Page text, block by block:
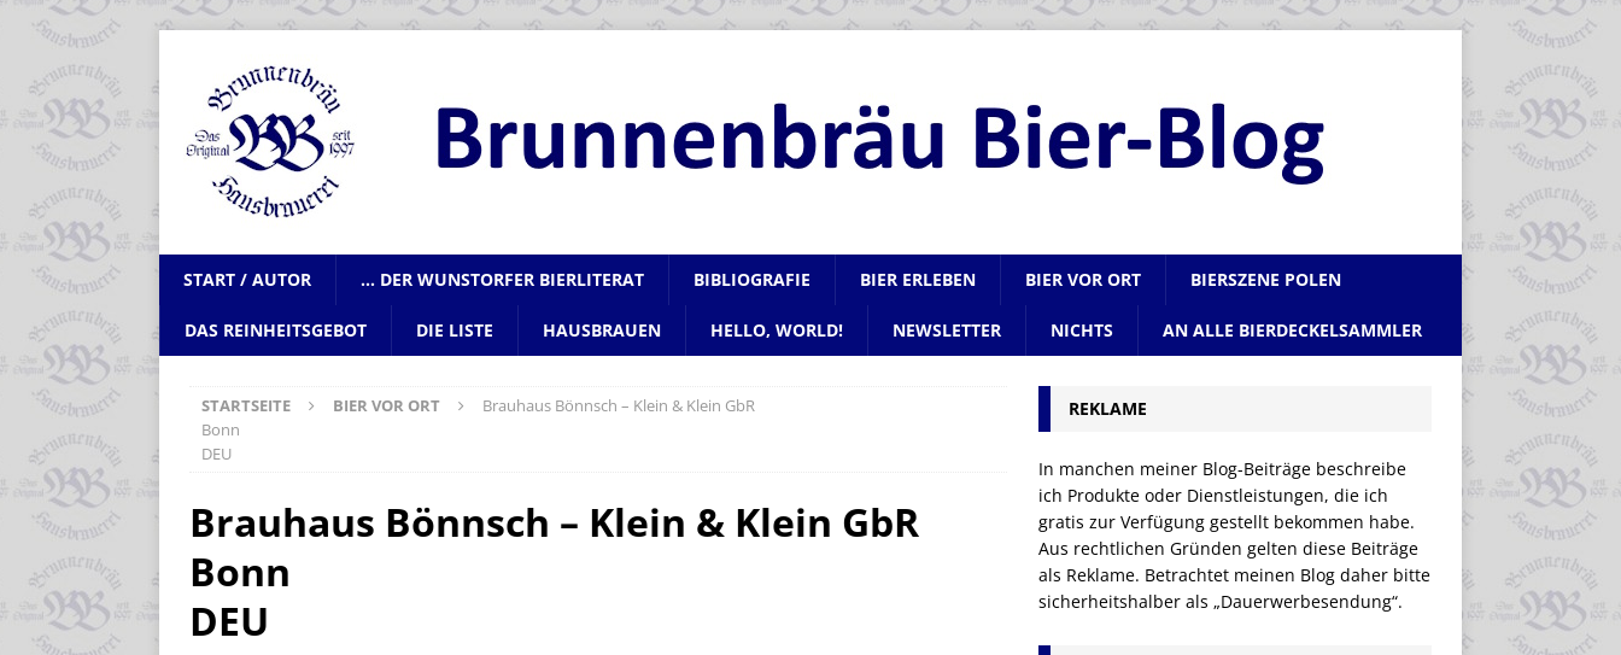
START / AUTOR … DER WUNSTORFER BIERLITERAT BIBLIOGRAFIE BIER ERLEBEN BIER VOR ORT BIERSZENE POLEN
DAS REINHEITSGEBOT DIE LISTE HAUSBRAUEN HELLO, WORLD! NEWSLETTER NICHTS AN ALLE BIERDECKELSAMMLER
STARTSEITE BIER VOR ORT
Brauhaus Bönnsch – Klein & Klein GbR
Bonn
DEU
Brauhaus Bönnsch – Klein & Klein GbR
Bonn
DEU
REKLAME
In manchen meiner Blog-Beiträge beschreibe
ich Produkte oder Dienstleistungen, die ich
gratis zur Verfügung gestellt bekommen habe.
Aus rechtlichen Gründen gelten diese Beiträge
als Reklame. Betrachtet meinen Blog daher bitte
sicherheitshalber als „Dauerwerbesendung“.